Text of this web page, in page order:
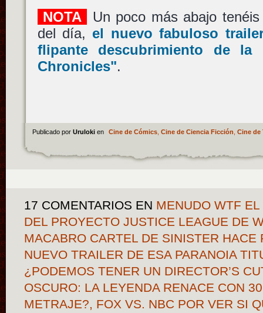
NOTA
Un poco más abajo
del día, el nuevo fabuloso
flipante descubrimiento de la
Chronicles".
Publicado por Uruloki en Cine de Cómics, Cine de Ciencia Ficción Cine de
17 COMENTARIOS EN MENUDO WTF
DEL PROYECTO JUSTICE LEAGUE DE
MACABRO CARTEL DE SINISTER HACE
NUEVO TRAILER DE ESA PARANOIA
¿PODEMOS TENER UN DIRECTOR’S
OSCURO: LA LEYENDA RENACE CON
METRAJE?, FOX VS. NBC POR VER SI